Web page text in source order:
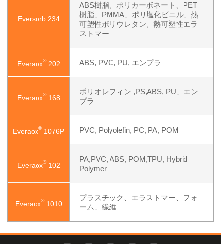
Eversorb 234
ABS樹脂、ポリカーボネート、PET
樹脂、PMMA、ポリ塩化ビニル、熱
可塑性ポリウレタン、熱可塑性エラ
ストマー
Everaox®202 ABS, PVC, PU, エンプラ
Everaox®168
ポリオレフィン ,PS,ABS, PU、エン
プラ
Everaox®1076P PVC, Polyolefin, PC, PA, POM
Everaox®102
PA,PVC, ABS, POM,TPU, Hybrid
Polymer
Everaox®1010
プラスチック、エラストマー、フォ
ーム、繊維